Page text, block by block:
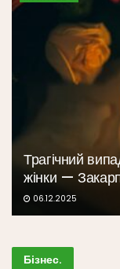
Трагічний
жінки —
06.12.2025
Бізнес.